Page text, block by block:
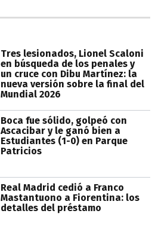
Tres lesionados, Lionel Scaloni
en búsqueda de los penales y
un cruce con Dibu Martínez: la
nueva versión sobre la final del
Mundial 2026
Boca fue sólido, golpeó con
Ascacibar y le ganó bien a
Estudiantes (1-0) en Parque
Patricios
Real Madrid cedió a Franco
Mastantuono a Fiorentina: los
detalles del préstamo